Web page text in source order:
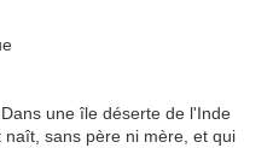
une île déserte de l'Inde
sans père ni mère, et qui